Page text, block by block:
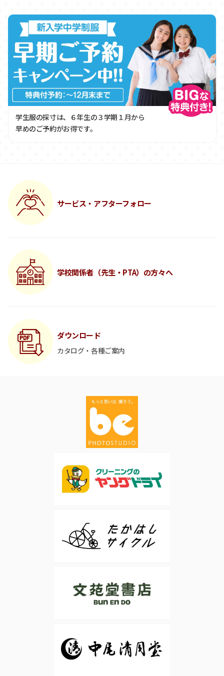
学生服の採寸は、６年生の３学期１月から
早めのご予約がお得です。
サービス・アフターフォロー
学校関係者（先生・PTA）の方々へ
ダウンロード
カタログ・各種ご案内